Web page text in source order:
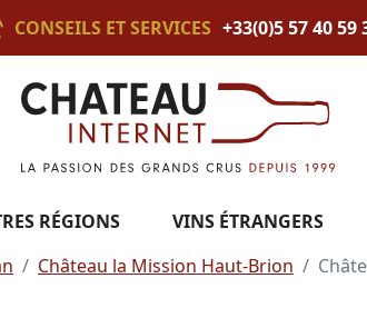
CONSEILS ET SERVICES +33(0)5 57 40 59
RÉGIONS VINS ÉTRANGERS
Château la Mission Haut-Brion